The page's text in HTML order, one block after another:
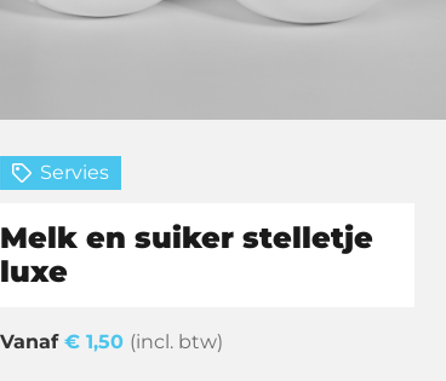
Servies
Melk en suiker stelletje
luxe
€ 1,50 (incl. btw)